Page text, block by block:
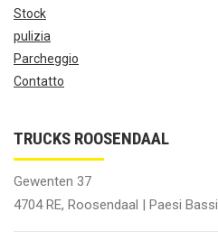
Stock
pulizia
Parcheggio
Contatto
TRUCKS ROOSENDAAL
Gewenten 37
4704 RE, Roosendaal | Paesi Bassi